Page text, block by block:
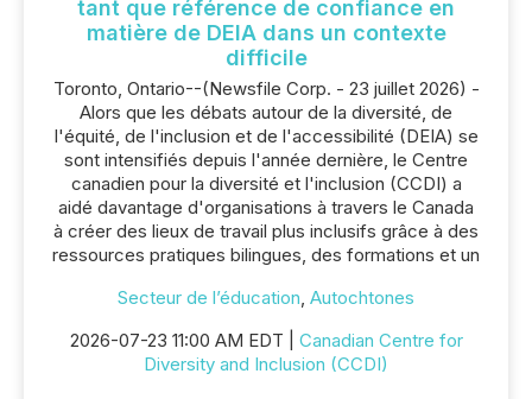
tant que référence de confiance en
matière de DEIA dans un contexte
difficile
Toronto, Ontario--(Newsfile Corp. - 23 juillet 2026) -
Alors que les débats autour de la diversité, de
l'équité, de l'inclusion et de l'accessibilité (DEIA) se
sont intensifiés depuis l'année dernière, le Centre
canadien pour la diversité et l'inclusion (CCDI) a
aidé davantage d'organisations à travers le Canada
à créer des lieux de travail plus inclusifs grâce à des
ressources pratiques bilingues, des formations et un
Secteur de l’éducation, Autochtones
2026-07-23 11:00 AM EDT | Canadian Centre for
Diversity and Inclusion (CCDI)